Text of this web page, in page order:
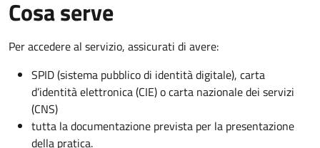
Cosa serve
Per accedere al servizio, assicurati di avere:
SPID (sistema pubblico di identità digitale), carta
d’identità elettronica (CIE) o carta nazionale dei servizi
(CNS)
tutta la documentazione prevista per la presentazione
della pratica.